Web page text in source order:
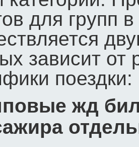
для групп
зависит
поездки:
жд